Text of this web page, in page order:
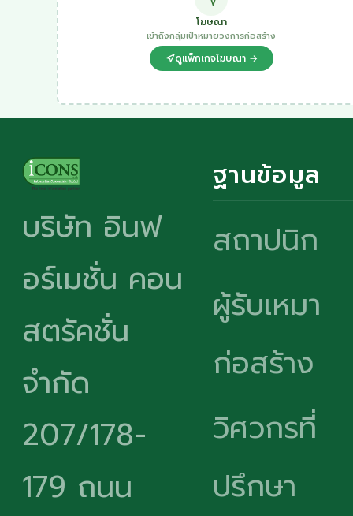
โฆษณา
เข้าถึงกลุ่มเป้าหมายวงการก่อสร้าง
ดูแพ็กเกจโฆษณา →
บริษัท อินฟ
อร์เมชั่น คอน
สตรัคชั่น
จำกัด
207/178-
179 ถนน
ฐานข้อมูล
สถาปนิก
ผู้รับเหมา
ก่อสร้าง
วิศวกรที่
ปรึกษา